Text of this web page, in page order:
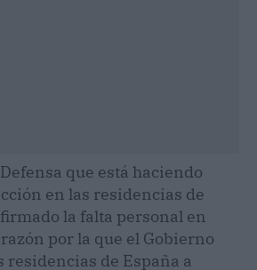
que está haciendo
en las residencias de
la falta personal en
por la que el Gobierno
residencias de España a